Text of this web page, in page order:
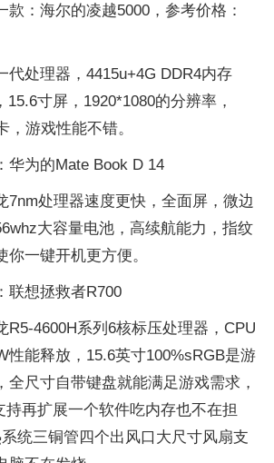
：海尔的凌越5000，参考价格：
处理器，4415u+4G DDR4内存
寸屏，1920*1080的分辨率，
，游戏性能不错。
为的Mate Book D 14
处理器速度更快，全面屏，微边
大容量电池，高续航能力，指纹
一键开机更方便。
想拯救者R700
4600H系列6核标压处理器，CPU
性能释放，15.6英寸100%sRGB是游
全尺寸自带键盘就能满足游戏需求，
持再扩展一个软件吃内存也不在担
统三铜管四个出风口大尺寸风扇支